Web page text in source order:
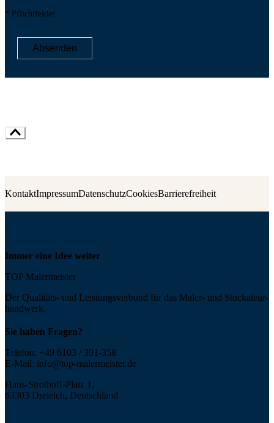
* Pflichtfelder
Absenden
KontaktImpressumDatenschutzCookiesBarrierefreiheit
Immer eine Idee weiter
TOP Malermeister
Der Qualitäts- und Leis­tungs­ver­bund für das Maler- und Stucka­teur­
handwerk.
Sie haben Fragen?
Telefon: +49 6103 / 391-358
E-Mail: info@top-malermeister.de
Hans-Strothoff-Platz 1,
63303 Dreieich, Deutschland